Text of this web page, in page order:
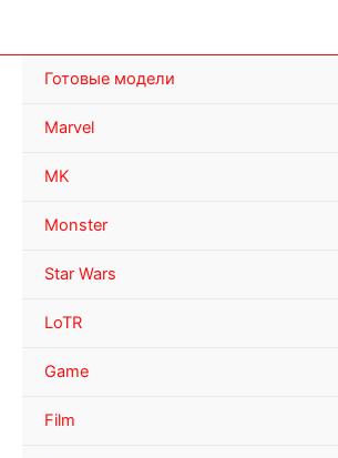
Готовые модели
Marvel
MK
Monster
Star Wars
LoTR
Game
Film